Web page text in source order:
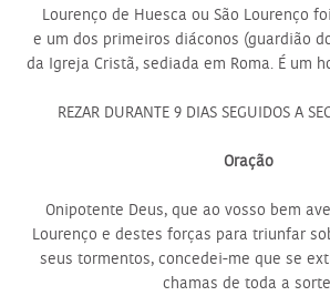
Lourenço de Huesca ou São Lourenço
e um dos primeiros diáconos (guardião
da Igreja Cristã, sediada em Roma. É um
REZAR DURANTE 9 DIAS SEGUIDOS A
Oração
Onipotente Deus, que ao vosso bem
Lourenço e destes forças para triunfar
seus tormentos, concedei-me que se
chamas de toda a